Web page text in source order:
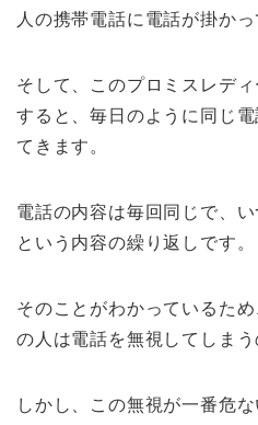
人の携帯電話に電話が掛かっ
そして、このプロミスレデ
すると、毎日のように同じ
てきます。
電話の内容は毎回同じで、
という内容の繰り返しです。
そのことがわかっているた
の人は電話を無視してしまう
しかし、この無視が一番危な